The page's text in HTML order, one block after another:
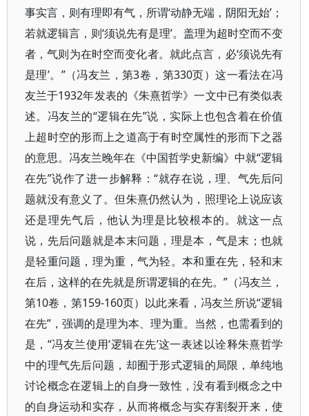
事实言，则有理即有气，所谓‘动静无端，阴阳无始’；
若就逻辑言，则‘须说先有是理’。盖理为超时空而不变
者，气则为在时空而变化者。就此点言，必‘须说先有
是理’。”（冯友兰，第3卷，第330页）这一看法在冯
友兰于1932年发表的《朱熹哲学》一文中已有类似表
述。冯友兰的“逻辑在先”说，实际上也包含着在价值
上超时空的形而上之道高于有时空属性的形而下之器
的意思。冯友兰晚年在《中国哲学史新编》中就“逻辑
在先”说作了进一步解释：“就存在说，理、气先后问
题就没有意义了。但朱熹仍然认为，照理论上说应该
还是理先气后，他认为理是比较根本的。就这一点
说，先后问题就是本末问题，理是本，气是末；也就
是轻重问题，理为重，气为轻。本和重在先，轻和末
在后，这样的在先就是所谓逻辑的在先。”（冯友兰，
第10卷，第159-160页）以此来看，冯友兰所说“逻辑
在先”，强调的是理为本、理为重。当然，也需看到的
是，“冯友兰使用‘逻辑在先’这一表述以诠释朱熹哲学
中的理气先后问题，却囿于形式逻辑的局限，单纯地
讨论概念在逻辑上的自身一致性，没有看到概念之中
的自身运动和实存，从而将概念与实存割裂开来，使